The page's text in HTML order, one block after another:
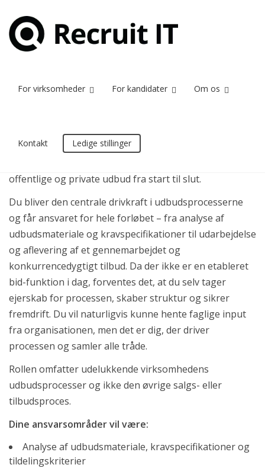
For virksomheder For kandidater Om os
Kontakt Ledige stillinger
Home Bid Manager til Comby A/S
Bid Manager til
Comby A/S
På vegne af vores kunde, Comby A/S, søger vi en
struktureret og selvstændig Bid Manager, der får
offentlige og private udbud fra start til slut.
Du bliver den centrale drivkraft i udbudsprocesserne
og får ansvaret for hele forløbet – fra analyse af
udbudsmateriale og kravspecifikationer til udarbejdelse
og aflevering af et gennemarbejdet og
konkurrencedygtigt tilbud. Da der ikke er en etableret
bid-funktion i dag, forventes det, at du selv tager
ejerskab for processen, skaber struktur og sikrer
fremdrift. Du vil naturligvis kunne hente faglige input
fra organisationen, men det er dig, der driver
processen og samler alle tråde.
Rollen omfatter udelukkende virksomhedens
udbudsprocesser og ikke den øvrige salgs- eller
tilbudsproces.
Dine ansvarsområder vil være:
Analyse af udbudsmateriale, kravspecifikationer og
tildelingskriterier